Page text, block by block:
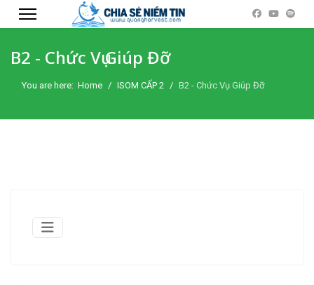
B2 - Chức Vụ Giúp Đỡ
You are here: Home ISOM CẤP 2 B2 - Chức Vụ Giúp Đỡ